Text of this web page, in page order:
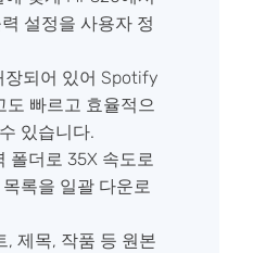
설정을 사용자 정
장되어 있어 Spotify
도 빠르고 효율적으
있습니다.
폴더로 35X 속도로
록을 일괄 다운로
, 제목, 작품 등 원본